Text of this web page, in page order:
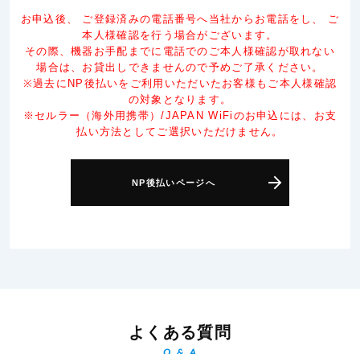
お申込後、 ご登録済みの電話番号へ当社からお電話をし、 ご
本人様確認を行う場合がございます。
その際、機器お手配までに電話でのご本人様確認が取れない
場合は、お貸出しできませんので予めご了承ください。
※過去にNP後払いをご利用いただいたお客様もご本人様確認
の対象となります。
※セルラー（海外用携帯）/JAPAN WiFiのお申込には、お支
払い方法としてご選択いただけません。
NP後払いページへ
よくある質問